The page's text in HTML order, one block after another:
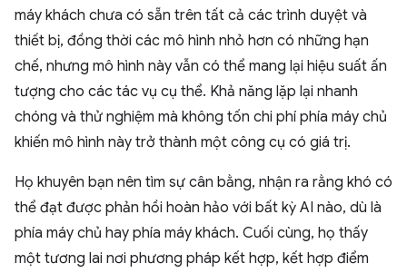
máy khách chưa có sẵn trên tất cả các trình duyệt và
thiết bị, đồng thời các mô hình nhỏ hơn có những hạn
chế, nhưng mô hình này vẫn có thể mang lại hiệu suất ấn
tượng cho các tác vụ cụ thể. Khả năng lặp lại nhanh
chóng và thử nghiệm mà không tốn chi phí phía máy chủ
khiến mô hình này trở thành một công cụ có giá trị.
Họ khuyên bạn nên tìm sự cân bằng, nhận ra rằng khó có
thể đạt được phản hồi hoàn hảo với bất kỳ AI nào, dù là
phía máy chủ hay phía máy khách. Cuối cùng, họ thấy
một tương lai nơi phương pháp kết hợp, kết hợp điểm